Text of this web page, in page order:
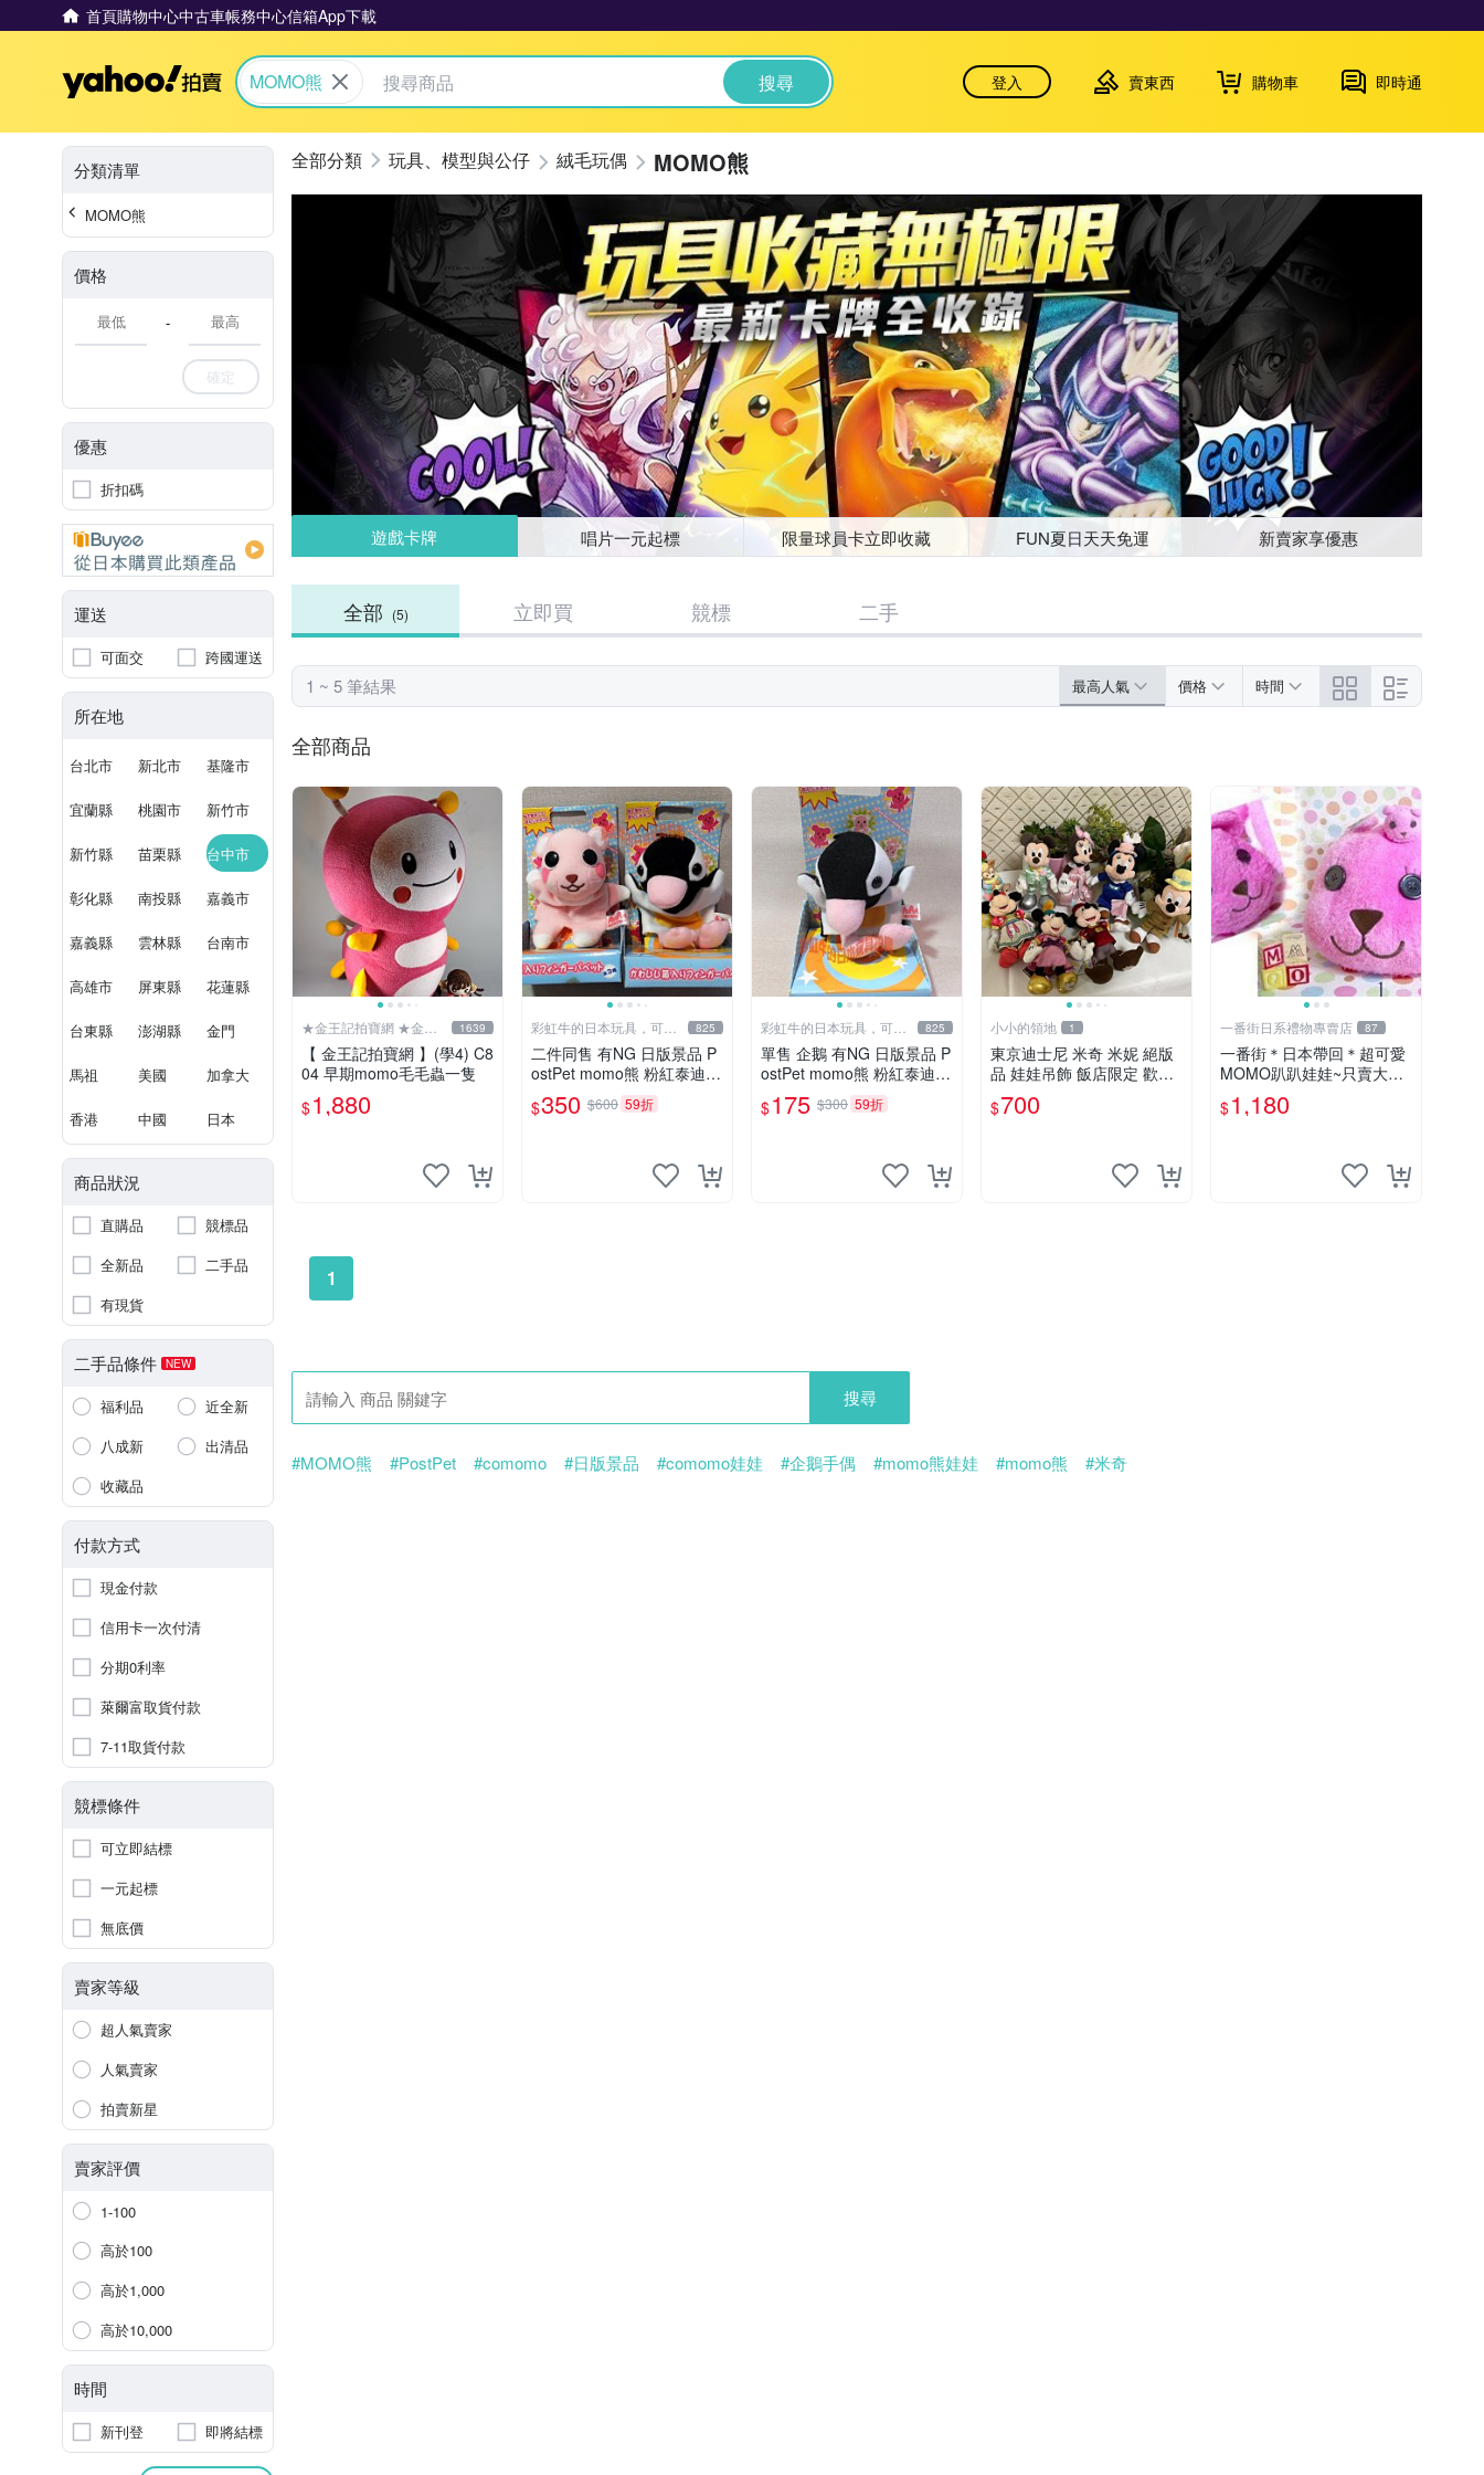
首頁購物中心中古車帳務中心信箱App下載
Yahoo拍賣
MOMO熊 搜尋 登入 賣東西 購物車 即時通
分類清單
MOMO熊
價格
-
確定
優惠
折扣碼
運送
可面交 跨國運送
所在地
台北市 新北市 基隆市
宜蘭縣 桃園市 新竹市
新竹縣 苗栗縣 台中市
彰化縣 南投縣 嘉義市
嘉義縣 雲林縣 台南市
高雄市 屏東縣 花蓮縣
台東縣 澎湖縣 金門
馬祖 美國 加拿大
香港 中國 日本
商品狀況
直購品
競標品
全新品
二手品
有現貨
二手品條件 NEW
福利品
近全新
八成新
出清品
收藏品
付款方式
現金付款
信用卡一次付清
分期0利率
萊爾富取貨付款
7-11取貨付款
競標條件
可立即結標
一元起標
無底價
賣家等級
超人氣賣家
人氣賣家
拍賣新星
賣家評價
1-100
高於100
高於1,000
高於10,000
時間
新刊登 即將結標
玩具、模型與公仔 絨毛玩偶 MOMO熊
遊戲卡牌 唱片一元起標 限量球員卡立即收藏 FUN夏日天天免運 新賣家享優惠
全部 (5) 立即買 競標 二手
1 ~ 5 筆結果 最高人氣 價格 時間
全部商品
★金王記拍寶網 ★金王
記拍寶趣
1639
【 金王記拍寶網 】(學4) C8
04 早期momo毛毛蟲一隻
$1,880
彩虹牛的日本玩具，可7
取付
825
二件同售 有NG 日版景品 P
ostPet momo熊 粉紅泰迪熊
妹妹 comomo 企鵝 娃娃 布
偶 手指頭 娃娃
$350 $600 59折
彩虹牛的日本玩具，可7
取付
825
單售 企鵝 有NG 日版景品 P
ostPet momo熊 粉紅泰迪熊
娃娃 布偶 手指頭 娃娃
$175 $300 59折
小小的領地 1
東京迪士尼 米奇 米妮 絕版
品 娃娃吊飾 飯店限定 歡樂
滿人間 復活節
$700
一番街日系禮物專賣店 87
一番街＊日本帶回＊超可愛
MOMO趴趴娃娃~只賣大隻
的1號~單隻價～生日禮物
$1,180
1
搜尋
#MOMO熊 #PostPet #comomo #日版景品 #comomo娃娃 #企鵝手偶 #momo熊娃娃 #momo熊
#米奇